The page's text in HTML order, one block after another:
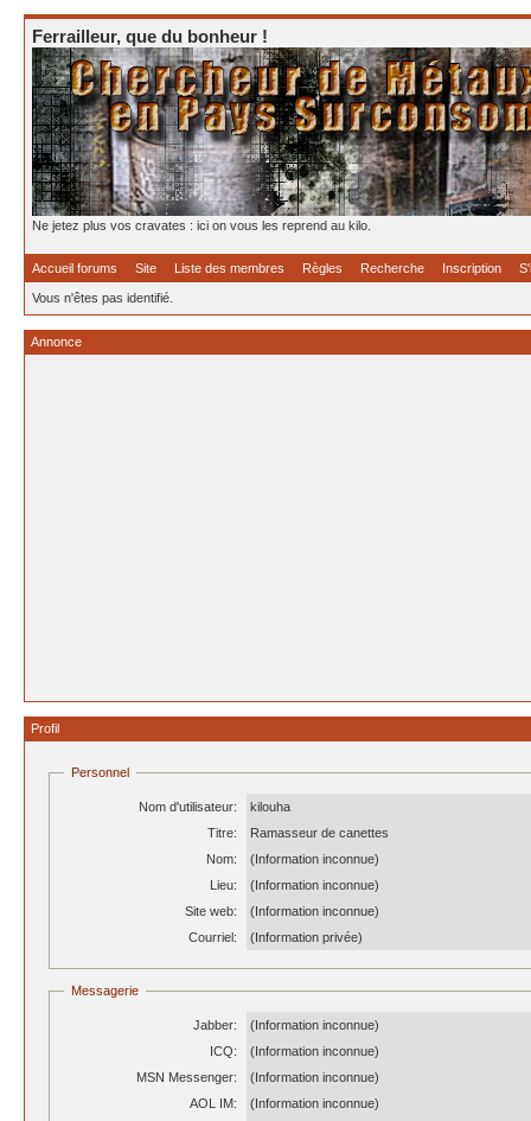
Ferrailleur, que du bonheur !
Ne jetez plus vos cravates : ici on vous les reprend au kilo.
Accueil forums Site Liste des membres Règles Recherche Inscription
Vous n'êtes pas identifié.
Annonce
Profil
Personnel
Nom d'utilisateur:
kilouha
Titre:
Ramasseur de canettes
Nom:
(Information inconnue)
Lieu:
(Information inconnue)
Site web:
(Information inconnue)
Courriel:
(Information privée)
Messagerie
Jabber:
(Information inconnue)
ICQ:
(Information inconnue)
MSN Messenger:
(Information inconnue)
AOL IM:
(Information inconnue)